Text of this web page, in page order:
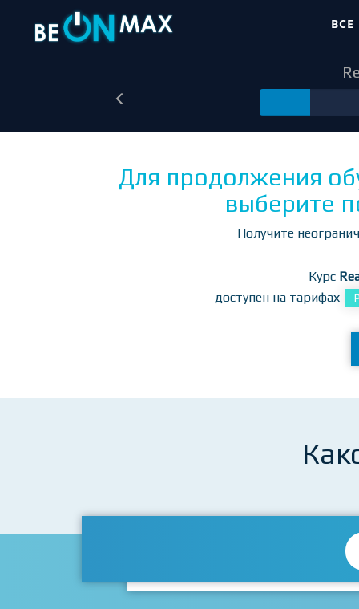
ВСЕ
Для продолжения
выберите
Получите
Курс
доступен на тарифах